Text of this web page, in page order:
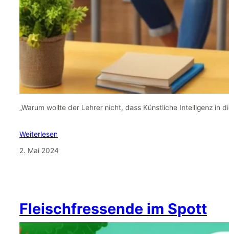
„Warum wollte der Lehrer nicht, dass Künstliche Intelligenz in
Weiterlesen
2. Mai 2024
Fleischfressende im Spott